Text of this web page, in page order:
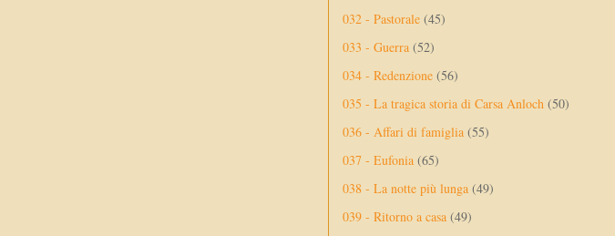
032 - Pastorale (45)
033 - Guerra (52)
034 - Redenzione (56)
035 - La tragica storia di Carsa Anloch (50)
036 - Affari di famiglia (55)
037 - Eufonia (65)
038 - La notte più lunga (49)
039 - Ritorno a casa (49)